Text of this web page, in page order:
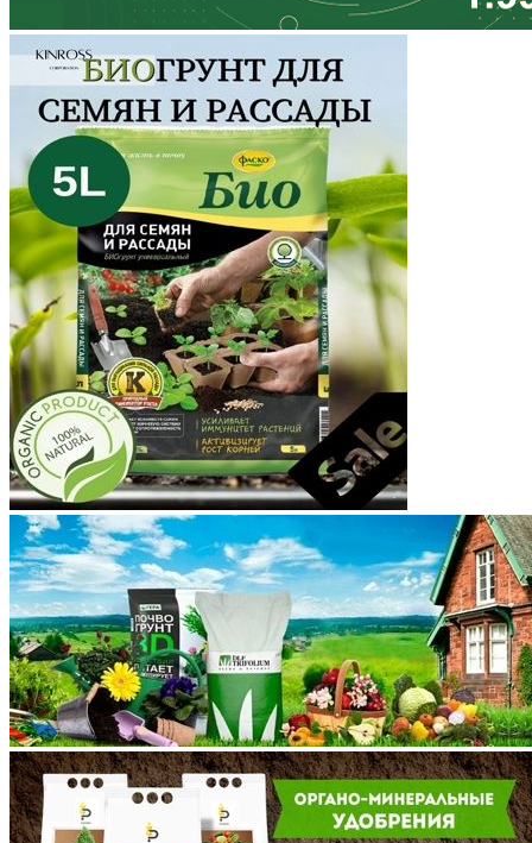
Карачаево-Черкесия
Карелия
Кемеровская область
Кировская область
Коми
Корякский округ
Костромская область
Краснодарский край
Красноярский край
Крым
Курганская область
Курская область
Ленинградская область
Липецкая область
Магаданская область
Марий Эл
Мордовия
Московская область